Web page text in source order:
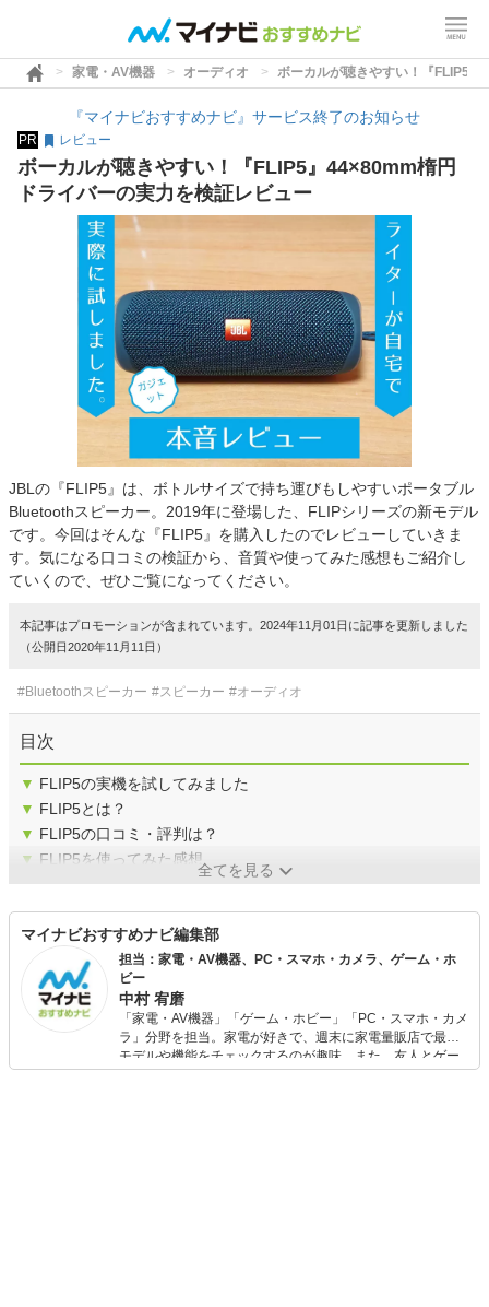
家電・AV機器 オーディオ ボーカルが聴きやすい！『FLIP5
『マイナビおすすめナビ』サービス終了のお知らせ
PR レビュー
ボーカルが聴きやすい！『FLIP5』44×80mm楕円
ドライバーの実力を検証レビュー
JBLの『FLIP5』は、ボトルサイズで持ち運びもしやすいポータブル
Bluetoothスピーカー。2019年に登場した、FLIPシリーズの新モデル
です。今回はそんな『FLIP5』を購入したのでレビューしていきま
す。気になる口コミの検証から、音質や使ってみた感想もご紹介し
ていくので、ぜひご覧になってください。
本記事はプロモーションが含まれています。2024年11月01日に記事を更新しました
（公開日2020年11月11日）
#Bluetoothスピーカー #スピーカー #オーディオ
目次
▼ FLIP5の実機を試してみました
▼ FLIP5とは？
▼ FLIP5の口コミ・評判は？
▼ FLIP5を使ってみた感想
全てを見る
マイナビおすすめナビ編集部
担当：家電・AV機器、PC・スマホ・カメラ、ゲーム・ホ
ビー
中村 宥磨
「家電・AV機器」「ゲーム・ホビー」「PC・スマホ・カメ
ラ」分野を担当。家電が好きで、週末に家電量販店で最新
モデルや機能をチェックするのが趣味。また、友人とゲー
ムを楽しみながら、新作タイトルやイベント情報もいち早